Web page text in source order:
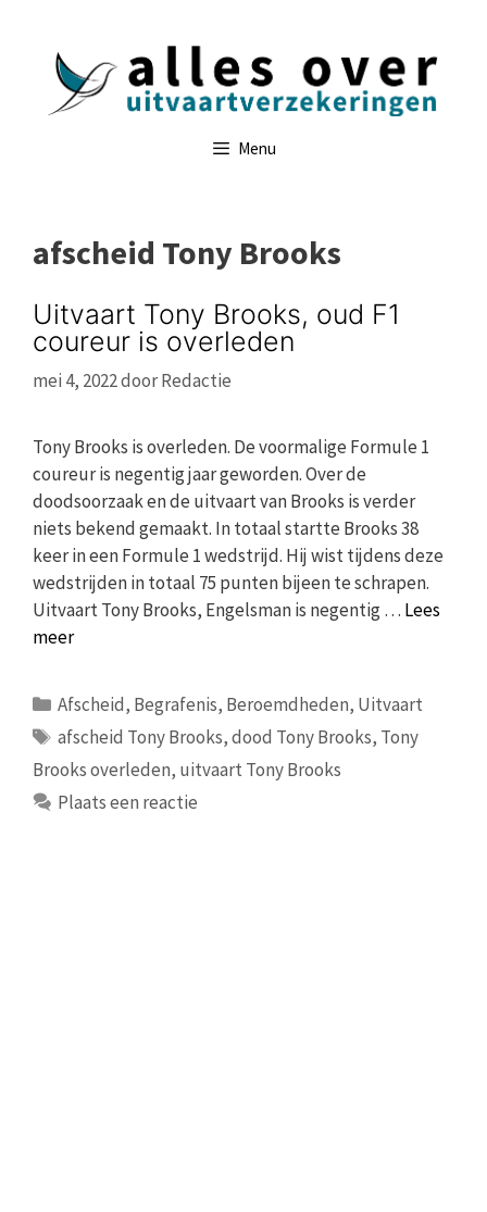
Menu
afscheid Tony Brooks
Uitvaart Tony Brooks, oud F1
coureur is overleden
mei 4, 2022doorRedactie
Tony Brooks is overleden. De voormalige Formule 1
coureur is negentig jaar geworden. Over de
doodsoorzaak en de uitvaart van Brooks is verder
niets bekend gemaakt. In totaal startte Brooks 38
keer in een Formule 1 wedstrijd. Hij wist tijdens deze
wedstrijden in totaal 75 punten bijeen te schrapen.
Uitvaart Tony Brooks, Engelsman is negentig … Lees
meer
Categorieën
Afscheid, Begrafenis, Beroemdheden, Uitvaart
Tags
afscheid Tony Brooks,dood Tony Brooks, Tony
Brooks overleden, uitvaart Tony Brooks
Plaats een reactie